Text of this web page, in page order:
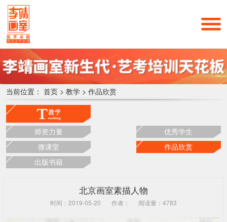
当前位置： 首页 > 教学 > 作品欣赏
师资力量
优秀学生
微课堂
作品欣赏
出版书籍
北京画室素描人物
时间：2019-05-20 作者： 阅读量：4783